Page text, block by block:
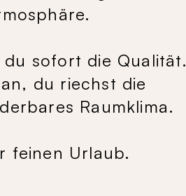
sofort die Qualität.
du riechst die
Raumklima.
feinen Urlaub.